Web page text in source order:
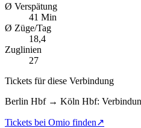
Ø Verspätung
41 Min
Ø Züge/Tag
18,4
Zuglinien
27
Tickets für diese Verbindung
Berlin Hbf → Köln Hbf:
Tickets bei Omio finden↗